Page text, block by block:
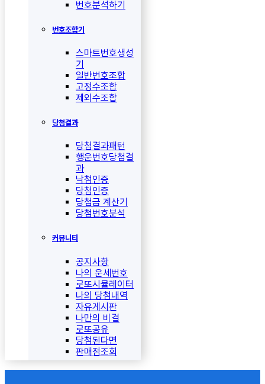
번호분석하기
번호조합기
스마트번호생성
기
일반번호조합
고정수조합
제외수조합
당첨결과
당첨결과패턴
행운번호당첨결
과
낙첨인증
당첨인증
당첨금 계산기
당첨번호분석
커뮤니티
공지사항
나의 운세번호
로또시뮬레이터
나의 당첨내역
자유게시판
나만의 비결
로또공유
당첨된다면
판매점조회